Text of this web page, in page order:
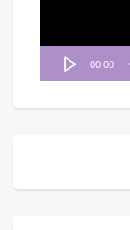
00:00